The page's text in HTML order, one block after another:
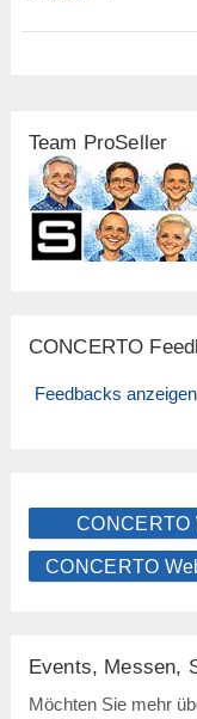
Team ProSeller
CONCERTO
Feedbacks anzeigen
CONCERTO
CONCERTO
Events, Messen,
Möchten Sie mehr